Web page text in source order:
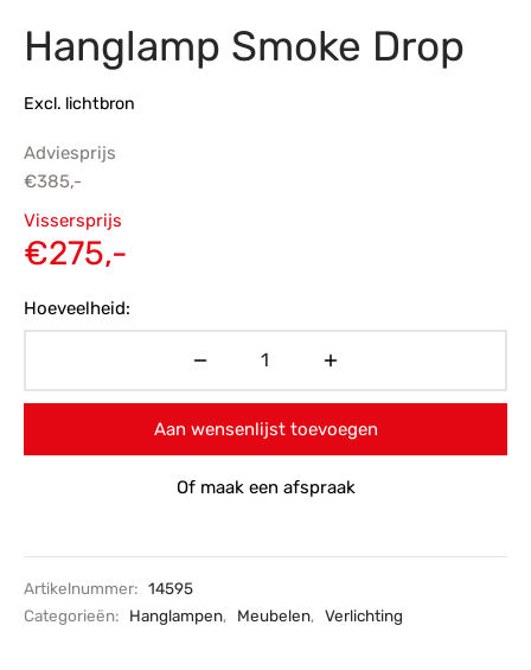
Hanglamp Smoke Drop
Excl. lichtbron
Adviesprijs
€385,-
Oorspronkelijke
prijs was:
Vissersprijs
€275,-
€275,-.
Hoeveelheid:
Aan wensenlijst toevoegen
Of maak een afspraak
Artikelnummer: 14595
Categorieën:
Hanglampen, Meubelen, Verlichting
Toonmodellen
toonmodel
PVC
PVC
en montageservice